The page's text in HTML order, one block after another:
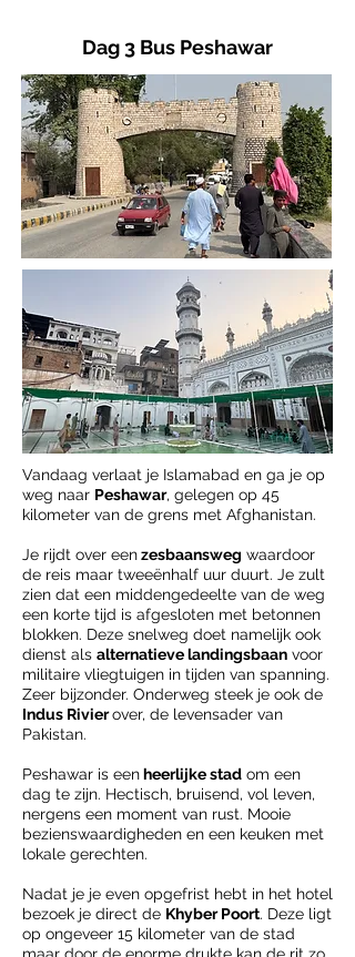
Dag 3 Bus Peshawar
Vandaag verlaat je Islamabad en ga je op
weg naar Peshawar, gelegen op 45
kilometer van de grens met Afghanistan.
Je rijdt over eenzesbaansweg waardoor
de reis maar tweeënhalf uur duurt. Je zult
zien dat een middengedeelte van de weg
een korte tijd is afgesloten met betonnen
blokken. Deze snelweg doet namelijk ook
dienst als alternatieve landingsbaan voor
militaire vliegtuigen in tijden van spanning.
Zeer bijzonder. Onderweg steek je ook de
Indus Rivierover, de levensader van
Pakistan.
Peshawar is eenheerlijke stad om een
dag te zijn. Hectisch, bruisend, vol leven,
nergens een moment van rust. Mooie
bezienswaardigheden en een keuken met
lokale gerechten.
Nadat je je even opgefrist hebt in het hotel
bezoek je direct de Khyber Poort. Deze ligt
op ongeveer 15 kilometer van de stad